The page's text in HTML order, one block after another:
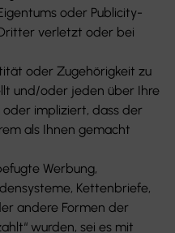
oder Publicity-
verletzt oder bei
oder Zugehörigkeit zu
und/oder jeden über Ihre
oder impliziert, dass der
als Ihnen gemacht
Werbung,
Kettenbriefe,
andere Formen der
wurden, sei es mit